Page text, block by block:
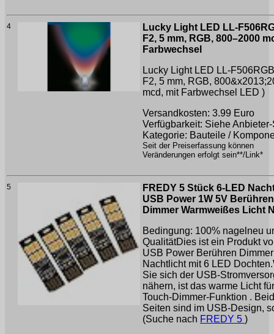
4
Lucky Light LED LL-
F2, 5 mm, RGB, 800–2000
Farbwechsel
Lucky Light LED LL-
F2, 5 mm, RGB,
mcd, mit Farbwechsel
LED )
Versandkosten: 3.99 Euro
Verfügbarkeit: Siehe
Kategorie: Bauteile /
Seit der Preiserfassung können
Veränderungen erfolgt sein**/Link*
5
FREDY 5 Stück 6-LED
USB Power 1W 5V Berühren
Dimmer Warmweißes Licht
Bedingung: 100% nagelneu
QualitätDies ist ein Produkt
USB Power Berühren Dimmer
Nachtlicht mit 6 LED
Sie sich der USB-
nähern, ist das warme Licht
Touch-Dimmer-Funktion .
Seiten sind im USB-Design,
(Suche nach FREDY 5 )